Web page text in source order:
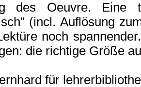
des Oeuvre. Eine
(incl. Auflösung
noch
die richtige Größe
für